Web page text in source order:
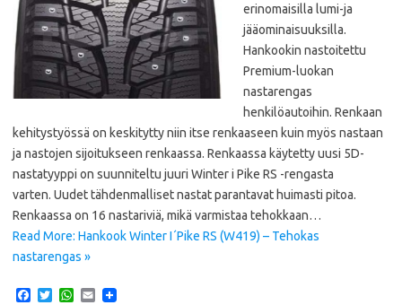
erinomaisilla lumi-ja
jääominaisuuksilla.
Hankookin nastoitettu
Premium-luokan
nastarengas
henkilöautoihin. Renkaan
kehitystyössä on keskitytty niin itse renkaaseen kuin myös nastaan
ja nastojen sijoitukseen renkaassa. Renkaassa käytetty uusi 5D-
nastatyyppi on suunniteltu juuri Winter i Pike RS -rengasta
varten. Uudet tähdenmalliset nastat parantavat huimasti pitoa.
Renkaassa on 16 nastariviä, mikä varmistaa tehokkaan…
Read More: Hankook Winter I´Pike RS (W419) – Tehokas
nastarengas »
T
W
E